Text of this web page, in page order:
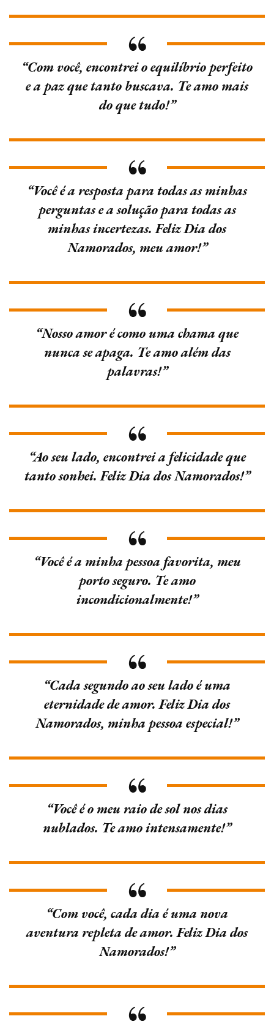
“Com você, encontrei o equilíbrio perfeito
e a paz que tanto buscava. Te amo mais
do que tudo!”
“Você é a resposta para todas as minhas
perguntas e a solução para todas as
minhas incertezas. Feliz Dia dos
Namorados, meu amor!”
“Nosso amor é como uma chama que
nunca se apaga. Te amo além das
palavras!”
“Ao seu lado, encontrei a felicidade que
tanto sonhei. Feliz Dia dos Namorados!”
“Você é a minha pessoa favorita, meu
porto seguro. Te amo
incondicionalmente!”
“Cada segundo ao seu lado é uma
eternidade de amor. Feliz Dia dos
Namorados, minha pessoa especial!”
“Você é o meu raio de sol nos dias
nublados. Te amo intensamente!”
“Com você, cada dia é uma nova
aventura repleta de amor. Feliz Dia dos
Namorados!”